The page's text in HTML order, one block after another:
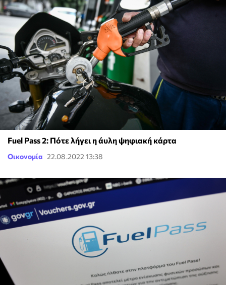
Fuel Pass 2: Πότε λήγει η άυλη ψηφιακή κάρτα
Οικονομία 22.08.2022 13:38